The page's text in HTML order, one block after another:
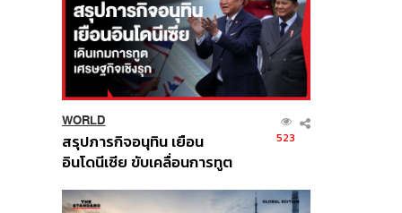
WORLD
สรุปภารกิจอนุทิน เยือน
อินโดนีเซีย ขับเคลื่อนการทูต
ส่วนยุทธศาสตร์ไทย –
523